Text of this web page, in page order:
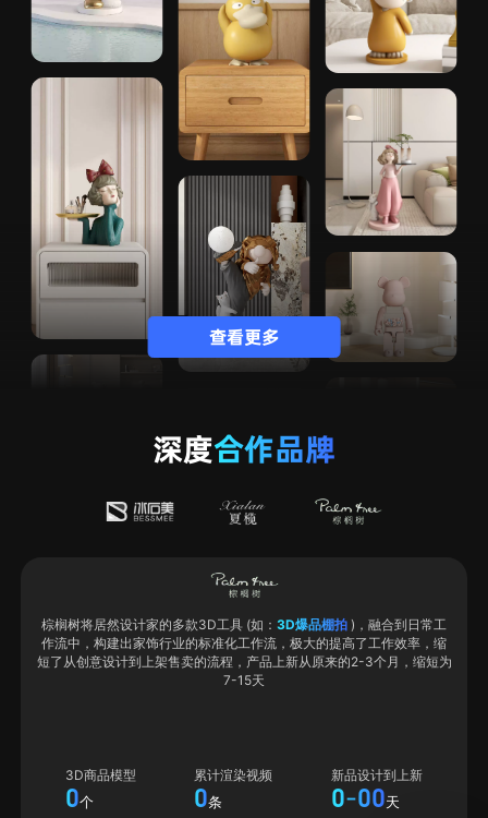
查看更多
深度合作品牌
棕榈树将居然设计家的多款3D工具 (如： 3D爆品棚拍 )，融合到日常工
作流中，构建出家饰行业的标准化工作流，极大的提高了工作效率，缩
短了从创意设计到上架售卖的流程，产品上新从原来的2-3个月，缩短为
7-15天
3D商品模型
0个
累计渲染视频
0条
新品设计到上新
0-00天